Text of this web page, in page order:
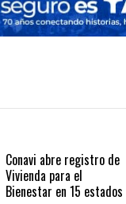
Conavi abre registro de
Vivienda para el
Bienestar en 15 estados